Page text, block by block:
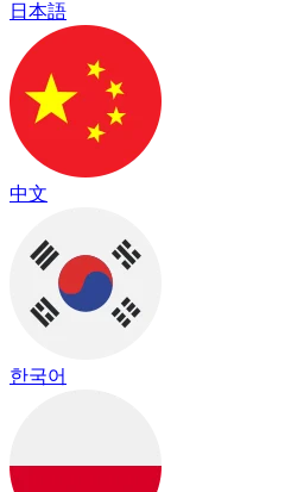
日本語
中文
한국어